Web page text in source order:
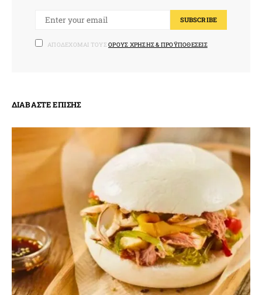
SUBSCRIBE
ΑΠΟΔΈΧΟΜΑΙ ΤΟΥΣ ΌΡΟΥΣ ΧΡΉΣΗΣ & ΠΡΟΫΠΟΘΈΣΕΙΣ
ΔΙΑΒΆΣΤΕ ΕΠΊΣΗΣ